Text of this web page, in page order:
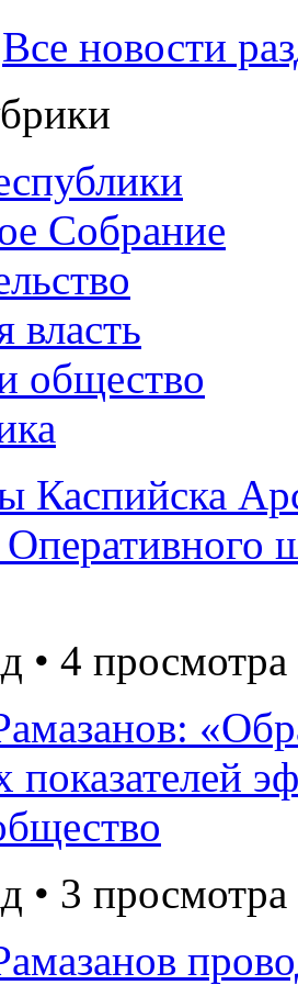
Все новости
Собрание
власть
общество
Каспийска
Оперативного
• 4 просмотра
показателей
• 3 просмотра